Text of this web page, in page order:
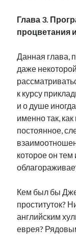
Глава 3.
процветания
Данная глава,
даже
к курсу
и о душе
именно так,
постоянное,
которое он
Кем был бы
проституток?
английским
еврея?